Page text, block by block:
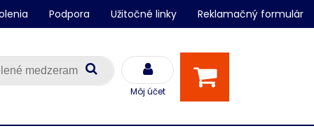
Môj účet
Podpora Užitočné linky Reklamačný formulár